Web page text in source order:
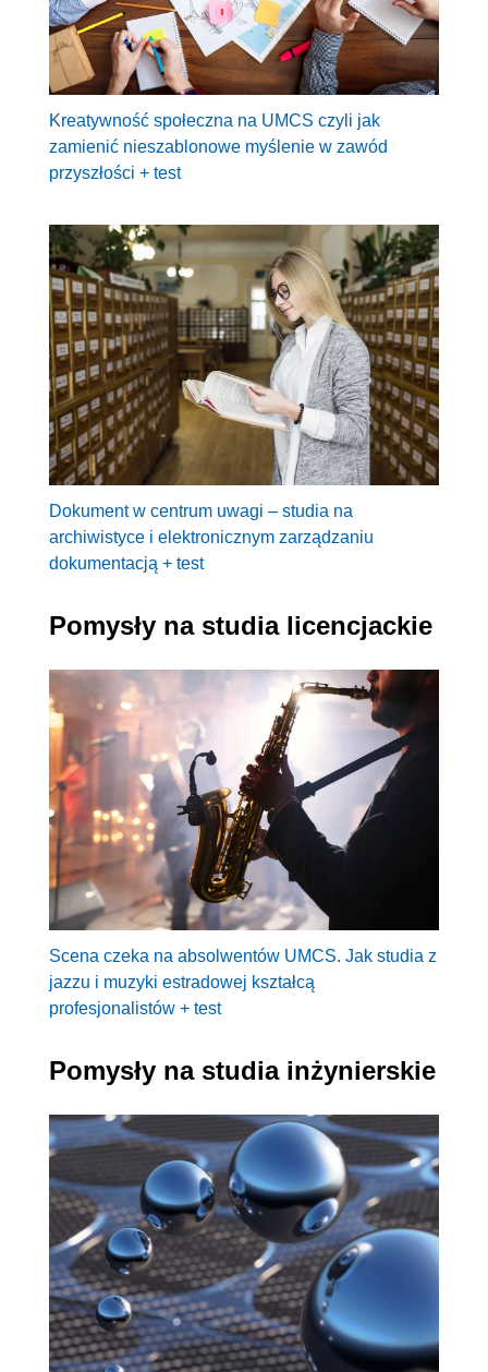
Kreatywność społeczna na UMCS czyli jak
zamienić nieszablonowe myślenie w zawód
przyszłości + test
Dokument w centrum uwagi – studia na
archiwistyce i elektronicznym zarządzaniu
dokumentacją + test
Pomysły na studia licencjackie
Scena czeka na absolwentów UMCS. Jak studia z
jazzu i muzyki estradowej kształcą
profesjonalistów + test
Pomysły na studia inżynierskie